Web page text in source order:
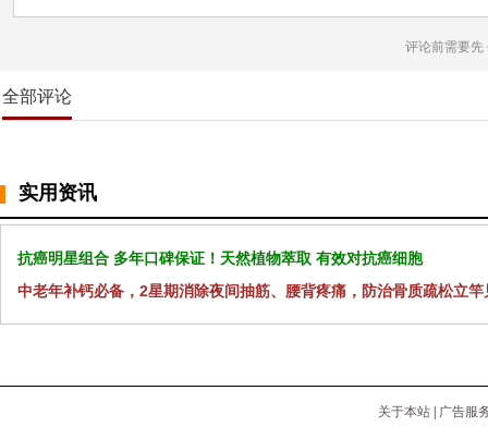
评论前需要先
全部评论
实用资讯
抗癌明星组合 多年口碑保证！天然植物萃取 有效对抗癌细胞
中老年补钙必备，2星期消除夜间抽筋、腰背疼痛，防治骨质疏松立竿
关于本站
广告服